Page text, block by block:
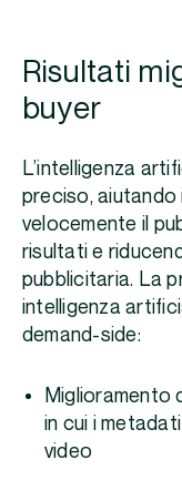
Risultati
buyer
L’intelligenza
preciso, aiutando
velocemente il
risultati e
pubblicitaria. La
intelligenza
demand-side:
Miglioramento
in cui i
video